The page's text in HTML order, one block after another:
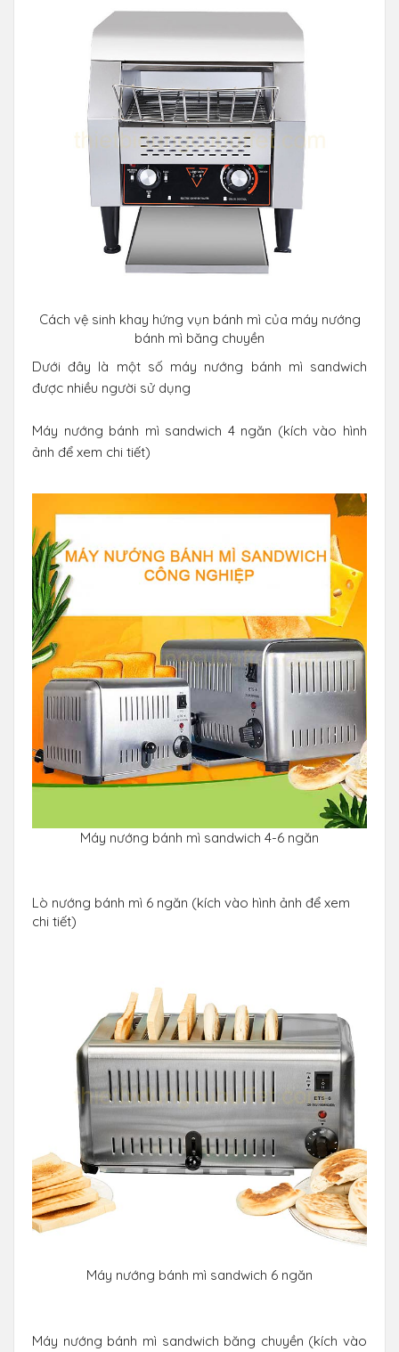
Cách vệ sinh khay hứng vụn bánh mì của máy nướng
bánh mì băng chuyền
Dưới đây là một số máy nướng bánh mì sandwich
được nhiều người sử dụng
Máy nướng bánh mì sandwich 4 ngăn (kích vào hình
ảnh để xem chi tiết)
Máy nướng bánh mì sandwich 4-6 ngăn
Lò nướng bánh mì 6 ngăn (kích vào hình ảnh để xem
chi tiết)
Máy nướng bánh mì sandwich 6 ngăn
Máy nướng bánh mì sandwich băng chuyền (kích vào